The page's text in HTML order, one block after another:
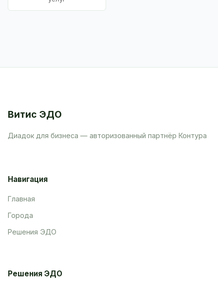
Витис ЭДО
Диадок для бизнеса — авторизованный партнёр Контура
Навигация
Главная
Города
Решения ЭДО
Решения ЭДО